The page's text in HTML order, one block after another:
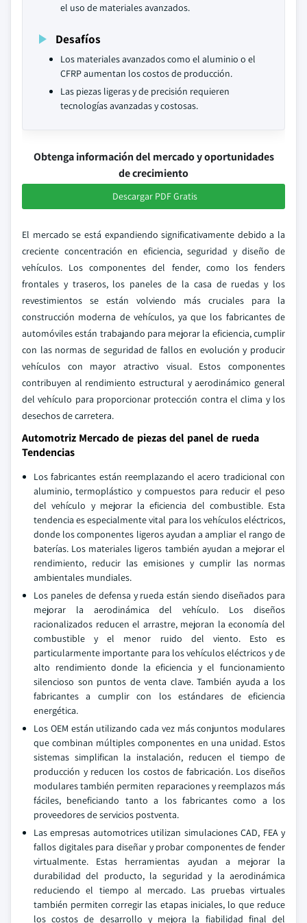
el uso de materiales avanzados.
Desafíos
Los materiales avanzados como el aluminio o el
CFRP aumentan los costos de producción.
Las piezas ligeras y de precisión requieren
tecnologías avanzadas y costosas.
Obtenga información del mercado y oportunidades
de crecimiento
Descargar PDF Gratis
El mercado se está expandiendo significativamente debido a la
creciente concentración en eficiencia, seguridad y diseño de
vehículos. Los componentes del fender, como los fenders
frontales y traseros, los paneles de la casa de ruedas y los
revestimientos se están volviendo más cruciales para la
construcción moderna de vehículos, ya que los fabricantes de
automóviles están trabajando para mejorar la eficiencia, cumplir
con las normas de seguridad de fallos en evolución y producir
vehículos con mayor atractivo visual. Estos componentes
contribuyen al rendimiento estructural y aerodinámico general
del vehículo para proporcionar protección contra el clima y los
desechos de carretera.
Automotriz Mercado de piezas del panel de rueda
Tendencias
Los fabricantes están reemplazando el acero tradicional con
aluminio, termoplástico y compuestos para reducir el peso
del vehículo y mejorar la eficiencia del combustible. Esta
tendencia es especialmente vital para los vehículos eléctricos,
donde los componentes ligeros ayudan a ampliar el rango de
baterías. Los materiales ligeros también ayudan a mejorar el
rendimiento, reducir las emisiones y cumplir las normas
ambientales mundiales.
Los paneles de defensa y rueda están siendo diseñados para
mejorar la aerodinámica del vehículo. Los diseños
racionalizados reducen el arrastre, mejoran la economía del
combustible y el menor ruido del viento. Esto es
particularmente importante para los vehículos eléctricos y de
alto rendimiento donde la eficiencia y el funcionamiento
silencioso son puntos de venta clave. También ayuda a los
fabricantes a cumplir con los estándares de eficiencia
energética.
Los OEM están utilizando cada vez más conjuntos modulares
que combinan múltiples componentes en una unidad. Estos
sistemas simplifican la instalación, reducen el tiempo de
producción y reducen los costos de fabricación. Los diseños
modulares también permiten reparaciones y reemplazos más
fáciles, beneficiando tanto a los fabricantes como a los
proveedores de servicios postventa.
Las empresas automotrices utilizan simulaciones CAD, FEA y
fallos digitales para diseñar y probar componentes de fender
virtualmente. Estas herramientas ayudan a mejorar la
durabilidad del producto, la seguridad y la aerodinámica
reduciendo el tiempo al mercado. Las pruebas virtuales
también permiten corregir las etapas iniciales, lo que reduce
los costos de desarrollo y mejora la fiabilidad final del